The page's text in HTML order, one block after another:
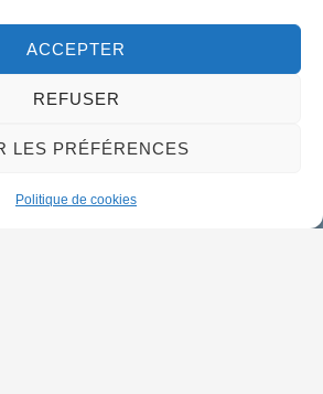
ACCEPTER
REFUSER
LES PRÉFÉRENCES
Politique de cookies
à 12h30 & 13h30 à 18h00
à 12h30 & 14h00 à 17h30